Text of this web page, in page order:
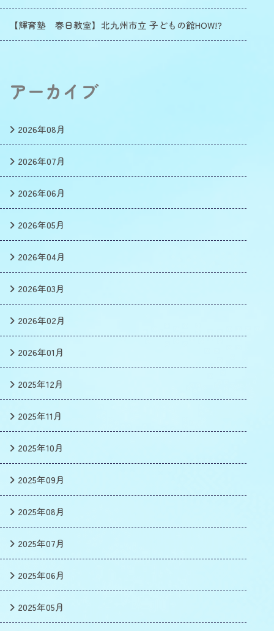
【輝育塾 春日教室】北九州市立 子どもの館HOW!?
アーカイブ
2026年08月
2026年07月
2026年06月
2026年05月
2026年04月
2026年03月
2026年02月
2026年01月
2025年12月
2025年11月
2025年10月
2025年09月
2025年08月
2025年07月
2025年06月
2025年05月